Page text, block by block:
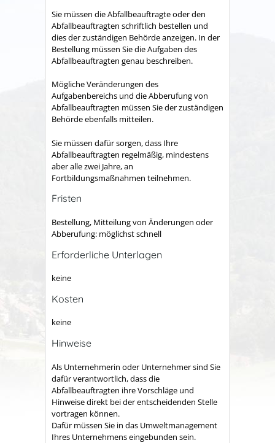
Sie müssen die Abfallbeauftragte oder den
Abfallbeauftragten schriftlich bestellen und
dies der zuständigen Behörde anzeigen. In der
Bestellung müssen Sie die Aufgaben des
Abfallbeauftragten genau beschreiben.
Mögliche Veränderungen des
Aufgabenbereichs und die Abberufung von
Abfallbeauftragten müssen Sie der zuständigen
Behörde ebenfalls mitteilen.
Sie müssen dafür sorgen, dass Ihre
Abfallbeauftragten regelmäßig, mindestens
aber alle zwei Jahre, an
Fortbildungsmaßnahmen teilnehmen.
Fristen
Bestellung, Mitteilung von Änderungen oder
Abberufung: möglichst schnell
Erforderliche Unterlagen
keine
Kosten
keine
Hinweise
Als Unternehmerin oder Unternehmer sind Sie
dafür verantwortlich, dass die
Abfallbeauftragten ihre Vorschläge und
Hinweise direkt bei der entscheidenden Stelle
vortragen können.
Dafür müssen Sie in das Umweltmanagement
Ihres Unternehmens eingebunden sein.